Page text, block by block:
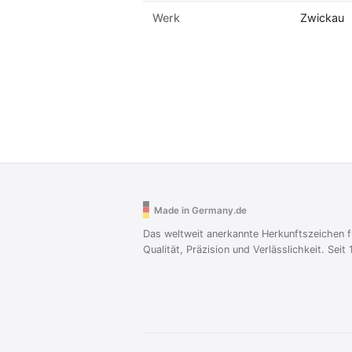
Werk Zwickau
Made in Germany.de
Das weltweit anerkannte Herkunftszeichen
Qualität, Präzision und Verlässlichkeit. Seit